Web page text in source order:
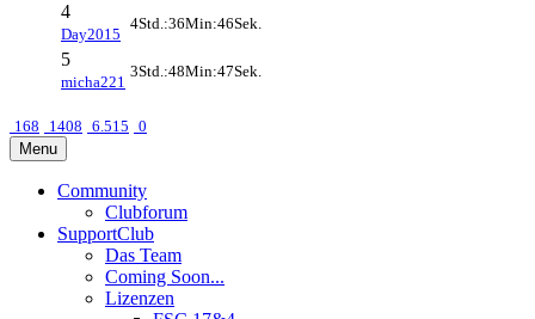
4
Day2015
4Std.:36Min:46Sek.
5
micha221
3Std.:48Min:47Sek.
168 1408 6.515 0
Menu
Community
Clubforum
SupportClub
Das Team
Coming Soon...
Lizenzen